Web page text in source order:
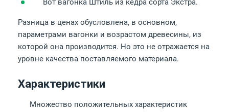
Вот вагонка Штиль из кедра сорта Экстра.
Разница в ценах обусловлена, в основном,
параметрами вагонки и возрастом древесины, из
которой она производится. Но это не отражается на
уровне качества поставляемого материала.
Характеристики
Множество положительных характеристик